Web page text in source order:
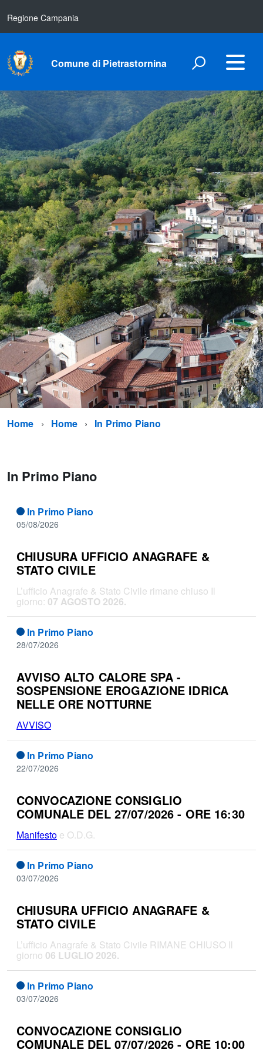
Regione Campania
Comune di Pietrastornina
Home Home In Primo Piano
In Primo Piano
In Primo Piano
05/08/2026
CHIUSURA UFFICIO ANAGRAFE &
STATO CIVILE
L’ufficio Anagrafe & Stato Civile rimane chiuso Il
giorno: 07 AGOSTO 2026.
In Primo Piano
28/07/2026
AVVISO ALTO CALORE SPA -
SOSPENSIONE EROGAZIONE IDRICA
NELLE ORE NOTTURNE
AVVISO
In Primo Piano
22/07/2026
CONVOCAZIONE CONSIGLIO
COMUNALE DEL 27/07/2026 - ORE 16:30
Manifesto e O.D.G.
In Primo Piano
03/07/2026
CHIUSURA UFFICIO ANAGRAFE &
STATO CIVILE
L’ufficio Anagrafe & Stato Civile RIMANE CHIUSO Il
giorno 06 LUGLIO 2026.
In Primo Piano
03/07/2026
CONVOCAZIONE CONSIGLIO
COMUNALE DEL 07/07/2026 - ORE 10:00